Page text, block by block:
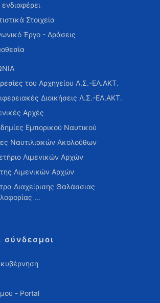
Στοιχεία
Έργο - Δράσεις
του Αρχηγείου Λ.Σ.-ΕΛ.ΑΚΤ.
Διοικήσεις Λ.Σ.-ΕΛ.ΑΚΤ.
Αρχές
Εμπορικού Ναυτικού
Ναυτιλιακών Ακολούθων
Λιμενικών Αρχών
Λιμενικών Αρχών
Διαχείρισης Θαλάσσιας
…
σύνδεσμοι
- Portal